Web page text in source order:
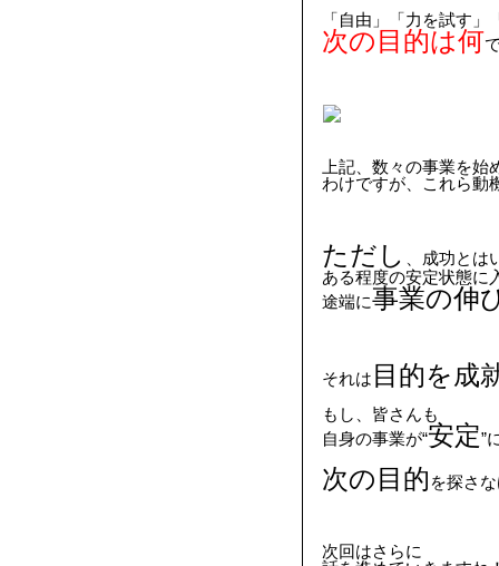
「自由」「力を試す
次の目的は何
上記、数々の事業を始
わけですが、これら動
ただし
、成功とは
ある程度の安定状態に
途端に事業の伸
それは 目的を成
もし、皆さんも
自身の事業が“安定”
次の目的 を探さ
次回はさらに